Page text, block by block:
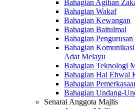
Bahagian Agihan
Bahagian Wakaf
Bahagian Kewangan
Bahagian Baitulmal
Bahagian
Bahagian
Adat Melayu
Bahagian Teknologi
Bahagian Hal Ehwal
Bahagian
Bahagian Undang-
Senarai Anggota Majlis